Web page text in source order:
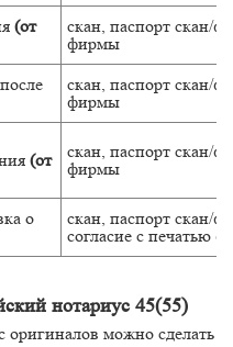
(от
скан, паспорт скан/
фирмы
скан, паспорт скан/
фирмы
(от
скан, паспорт скан/
фирмы
о
скан, паспорт скан/
согласие с печатью
нотариус 45(55)
оригиналов можно сделать